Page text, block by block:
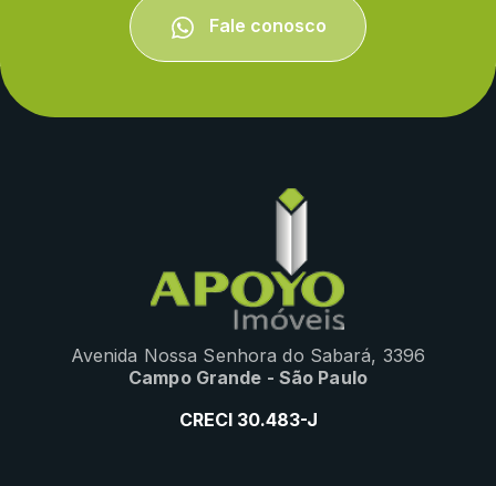
Fale conosco
Avenida Nossa Senhora do Sabará, 3396
Campo Grande - São Paulo
CRECI 30.483-J